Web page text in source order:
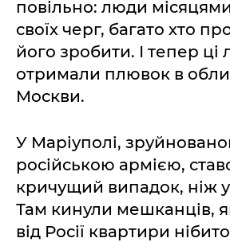
повільно: люди
своїх черг, багато хто
його зробити. І тепер ці
отримали плювок в
Москви.
У Маріуполі,
російською армією,
кричущий випадок, ніж у
Там кинули мешканців,
від Росії квартири нібито